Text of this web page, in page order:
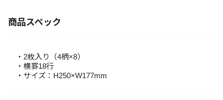
商品スペック
・2枚入り（4柄×8）
・横罫18行
・サイズ：H250×W177mm